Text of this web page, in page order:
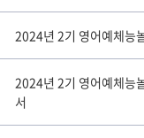
2024년 2기 영어예체능
2024년 2기 영어예체
서